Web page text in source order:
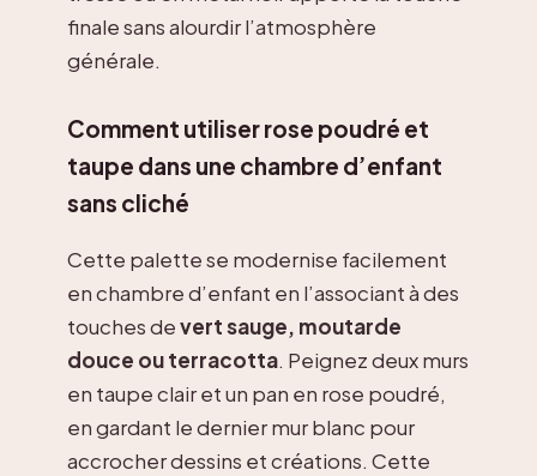
finale sans alourdir l’atmosphère
générale.
Comment utiliser rose poudré et
taupe dans une chambre d’enfant
sans cliché
Cette palette se modernise facilement
en chambre d’enfant en l’associant à des
touches devert sauge, moutarde
douce ou terracotta. Peignez deux murs
en taupe clair et un pan en rose poudré,
en gardant le dernier mur blanc pour
accrocher dessins et créations. Cette